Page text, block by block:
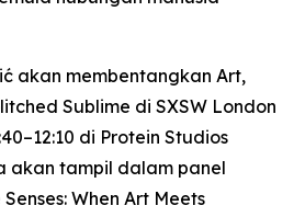
akan membentangkan Art,
Sublime di SXSW London
di Protein Studios
akan tampil dalam panel
When Art Meets